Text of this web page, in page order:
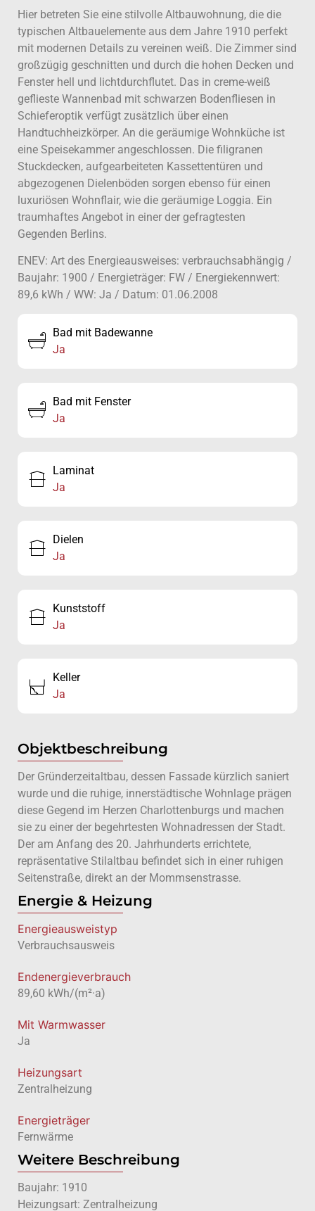
Hier betreten Sie eine stilvolle Altbauwohnung, die die
typischen Altbauelemente aus dem Jahre 1910 perfekt
mit modernen Details zu vereinen weiß. Die Zimmer sind
großzügig geschnitten und durch die hohen Decken und
Fenster hell und lichtdurchflutet. Das in creme-weiß
geflieste Wannenbad mit schwarzen Bodenfliesen in
Schieferoptik verfügt zusätzlich über einen
Handtuchheizkörper. An die geräumige Wohnküche ist
eine Speisekammer angeschlossen. Die filigranen
Stuckdecken, aufgearbeiteten Kassettentüren und
abgezogenen Dielenböden sorgen ebenso für einen
luxuriösen Wohnflair, wie die geräumige Loggia. Ein
traumhaftes Angebot in einer der gefragtesten
Gegenden Berlins.
ENEV: Art des Energieausweises: verbrauchsabhängig /
Baujahr: 1900 / Energieträger: FW / Energiekennwert:
89,6 kWh / WW: Ja / Datum: 01.06.2008
Bad mit Badewanne
Ja
Bad mit Fenster
Ja
Laminat
Ja
Dielen
Ja
Kunststoff
Ja
Keller
Ja
Objektbeschreibung
Der Gründerzeitaltbau, dessen Fassade kürzlich saniert
wurde und die ruhige, innerstädtische Wohnlage prägen
diese Gegend im Herzen Charlottenburgs und machen
sie zu einer der begehrtesten Wohnadressen der Stadt.
Der am Anfang des 20. Jahrhunderts errichtete,
repräsentative Stilaltbau befindet sich in einer ruhigen
Seitenstraße, direkt an der Mommsenstrasse.
Energie & Heizung
Energie­ausweistyp
Verbrauchsausweis
Endenergieverbrauch
89,60 kWh/(m²·a)
Mit Warmwasser
Ja
Heizungsart
Zentralheizung
Energieträger
Fernwärme
Weitere Beschreibung
Baujahr: 1910
Heizungsart: Zentralheizung